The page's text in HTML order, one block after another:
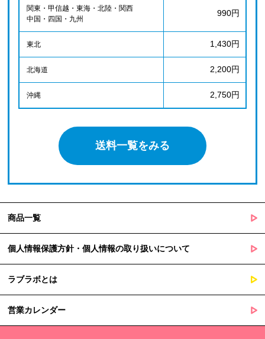
関東・甲信越・東海・北陸・関西
中国・四国・九州
990円
東北 1,430円
北海道 2,200円
沖縄 2,750円
送料一覧をみる
商品一覧
個人情報保護方針・個人情報の取り扱いについて
ラブラボとは
営業カレンダー